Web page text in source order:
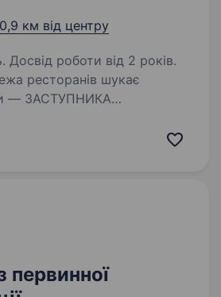
0,9 км від центру
Досвід роботи від 2 років.
ресторанів шукає
— ЗАСТУПНИКА
первинної